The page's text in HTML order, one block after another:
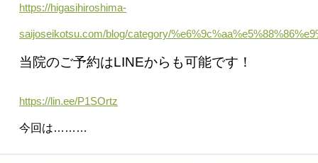
https://higasihiroshima-
saijoseikotsu.com/blog/category/
当院のご予約はLINEからも可能です！
https://lin.ee/P1SOrtz
今回は………